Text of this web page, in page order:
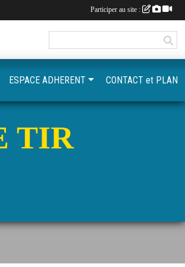
TIR
ESPACE ADHERENT CONTACT et PLAN
Participer au site :